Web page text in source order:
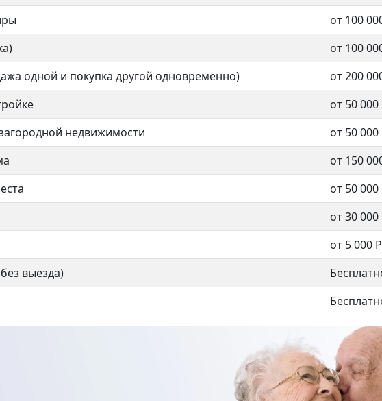
от 100
от 100
одной и покупка другой одновременно)
от 200
от 50 000
недвижимости
от 50 000
от 150
от 50 000
от 30 000
от 5 000 Р
выезда)
3 комнат
66 кв.м.